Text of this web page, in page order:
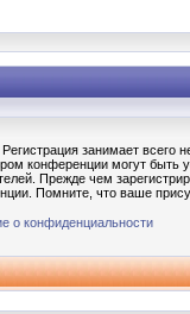
занимает всего
конференции могут быть
Прежде чем
Помните, что ваше
о конфиденциальности